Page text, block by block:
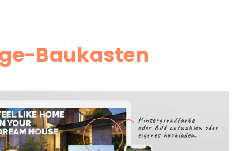
Baukasten